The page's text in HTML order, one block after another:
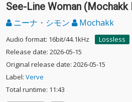
See-Line Woman (Mochakk
ニーナ・シモン Mochakk
Audio format: 16bit/44.1kHz
Lossless
Release date: 2026-05-15
Original release date: 2026-05-15
Label: Verve
Total runtime: 11:43